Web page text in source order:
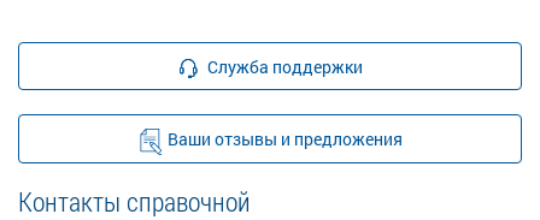
Служба поддержки
Ваши отзывы и предложения
Контакты справочной